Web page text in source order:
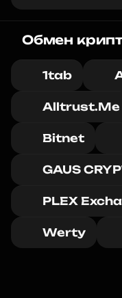
Обмен
1tab
Alltrust.Me
Bitnet
GAUS
PLEX
Werty